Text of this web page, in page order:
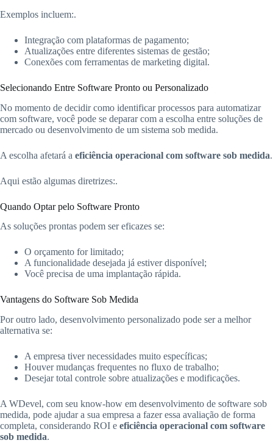
Exemplos incluem:.
Integração com plataformas de pagamento;
Atualizações entre diferentes sistemas de gestão;
Conexões com ferramentas de marketing digital.
Selecionando Entre Software Pronto ou Personalizado
No momento de decidir como identificar processos para automatizar
com software, você pode se deparar com a escolha entre soluções de
mercado ou desenvolvimento de um sistema sob medida.
A escolha afetará a eficiência operacional com software sob medida.
Aqui estão algumas diretrizes:.
Quando Optar pelo Software Pronto
As soluções prontas podem ser eficazes se:
O orçamento for limitado;
A funcionalidade desejada já estiver disponível;
Você precisa de uma implantação rápida.
Vantagens do Software Sob Medida
Por outro lado, desenvolvimento personalizado pode ser a melhor
alternativa se:
A empresa tiver necessidades muito específicas;
Houver mudanças frequentes no fluxo de trabalho;
Desejar total controle sobre atualizações e modificações.
A WDevel, com seu know-how em desenvolvimento de software sob
medida, pode ajudar a sua empresa a fazer essa avaliação de forma
completa, considerando ROI e eficiência operacional com software
sob medida.